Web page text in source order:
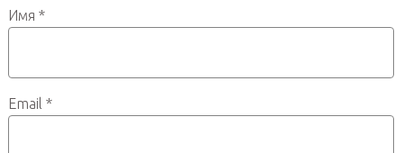
Имя *
Email *